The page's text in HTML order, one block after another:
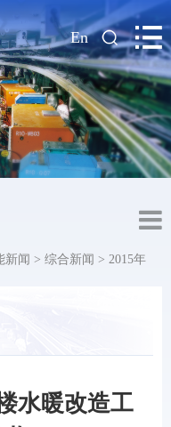
| En
新闻 > 综合新闻 > 2015年
水暖改造工